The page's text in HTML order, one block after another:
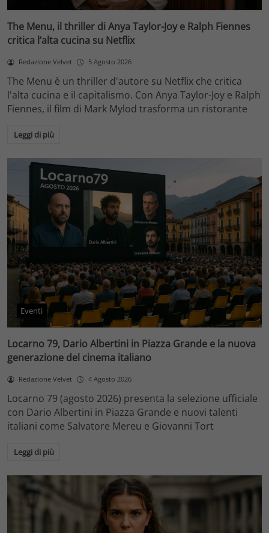
The Menu, il thriller di Anya Taylor-Joy e Ralph Fiennes
critica l’alta cucina su Netflix
Redazione Velvet 5 Agosto 2026
The Menu è un thriller d'autore su Netflix che critica
l'alta cucina e il capitalismo. Con Anya Taylor-Joy e Ralph
Fiennes, il film di Mark Mylod trasforma un ristorante
Leggi di più
Eventi
Locarno 79, Dario Albertini in Piazza Grande e la nuova
generazione del cinema italiano
Redazione Velvet 4 Agosto 2026
Locarno 79 (agosto 2026) presenta la selezione ufficiale
con Dario Albertini in Piazza Grande e nuovi talenti
italiani come Salvatore Mereu e Giovanni Tort
Leggi di più